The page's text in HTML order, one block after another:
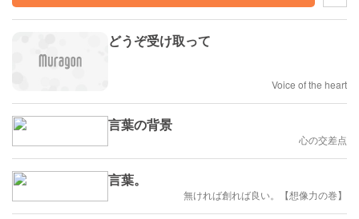
どうぞ受け取って
Voice of the heart
言葉の背景
心の交差点
言葉。
無ければ創れば良い。【想像力の巻】